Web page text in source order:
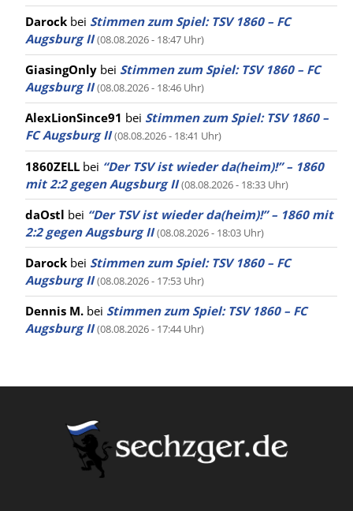
Darock bei Stimmen zum Spiel: TSV 1860 – FC
Augsburg II (08.08.2026 - 18:47 Uhr)
GiasingOnly bei Stimmen zum Spiel: TSV 1860 – FC
Augsburg II (08.08.2026 - 18:46 Uhr)
AlexLionSince91 bei Stimmen zum Spiel: TSV 1860 –
FC Augsburg II (08.08.2026 - 18:41 Uhr)
1860ZELL bei “Der TSV ist wieder da(heim)!” – 1860
mit 2:2 gegen Augsburg II (08.08.2026 - 18:33 Uhr)
daOstl bei “Der TSV ist wieder da(heim)!” – 1860 mit
2:2 gegen Augsburg II (08.08.2026 - 18:03 Uhr)
Darock bei Stimmen zum Spiel: TSV 1860 – FC
Augsburg II (08.08.2026 - 17:53 Uhr)
Dennis M. bei Stimmen zum Spiel: TSV 1860 – FC
Augsburg II (08.08.2026 - 17:44 Uhr)